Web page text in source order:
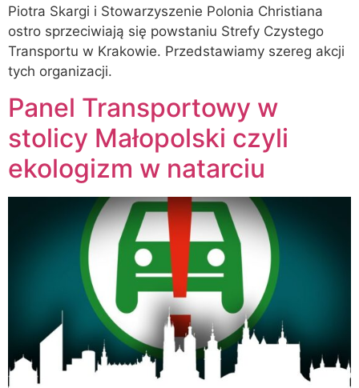
Piotra Skargi i Stowarzyszenie Polonia Christiana
ostro sprzeciwiają się powstaniu Strefy Czystego
Transportu w Krakowie. Przedstawiamy szereg akcji
tych organizacji.
Panel Transportowy w
stolicy Małopolski czyli
ekologizm w natarciu